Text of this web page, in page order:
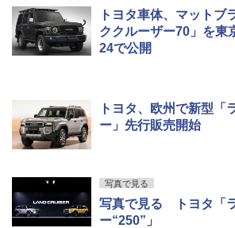
トヨタ車体、マットブ
ククルーザー70」を東
24で公開
トヨタ、欧州で新型「
ー」先行販売開始
写真で見る
写真で見る トヨタ「
ー“250”」